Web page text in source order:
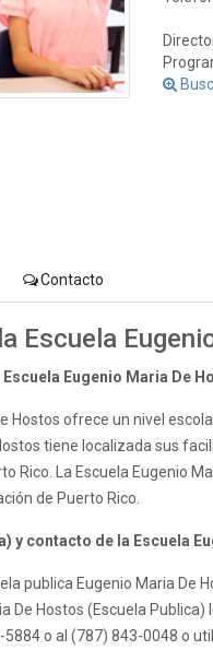
Contacto
Escuela
Eugenio Maria De
Hostos ofrece un nivel
tiene localizada sus
Rico. La Escuela Eugenio
de Puerto Rico.
y contacto de la Escuela
publica Eugenio Maria De
De Hostos (Escuela
o al (787) 843-0048 o